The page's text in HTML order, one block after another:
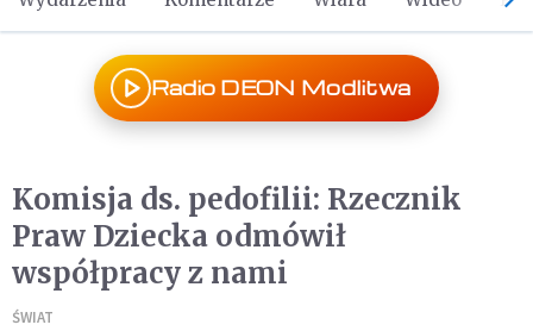
Radio DEON Modlitwa
Komisja ds. pedofilii: Rzecznik
Praw Dziecka odmówił
współpracy z nami
ŚWIAT